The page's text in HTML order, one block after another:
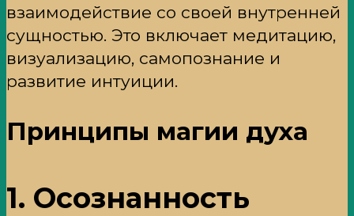
взаимодействие со своей внутренней
сущностью. Это включает медитацию,
визуализацию, самопознание и
развитие интуиции.
Принципы магии духа
1. Осознанность